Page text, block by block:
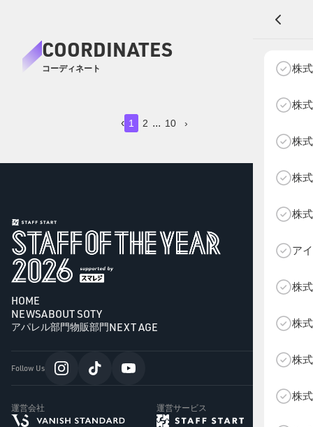
ABOUT SOTY
投票方法
Follow Us
A
株
株
株
株
株
ア
株
株
株
株
COORDINATES
コーディネート
SHIRABE
LOUNGEDRESS
1
SHIRABE
LOUNGEDRESS
1
SHIRABE
LOUNGEDRESS
1
SHIRABE
LOUNGEDRESS
1
SHIRABE
LOUNGEDRESS
2
SHIRABE
LOUNGEDRESS
2
‹ 1 2 ... 10 ›
HOME
NEWSABOUT SOTY
アパレル部門物販部門NEXT AGE
Follow Us
運営会社 運営サービス